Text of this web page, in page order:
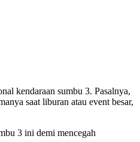
kendaraan sumbu 3. Pasalnya,
saat liburan atau event besar,
3 ini demi mencegah